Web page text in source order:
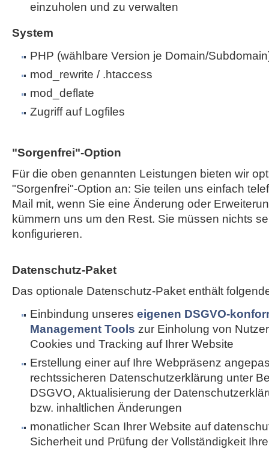
einzuholen und zu verwalten
System
PHP (wählbare Version je Domain/
mod_rewrite / .htaccess
mod_deflate
Zugriff auf Logfiles
"Sorgenfrei"-Option
Für die oben genannten Leistungen bieten wir
"Sorgenfrei"-Option an: Sie teilen uns einfach
Mail mit, wenn Sie eine Änderung oder
kümmern uns um den Rest. Sie müssen nichts
konfigurieren.
Datenschutz-Paket
Das optionale Datenschutz-Paket enthält
Einbindung unseres eigenen DSGVO-
Management Tools zur Einholung von
Cookies und Tracking auf Ihrer Website
Erstellung einer auf Ihre Webpräsenz
rechtssicheren Datenschutzerklärung unter
DSGVO, Aktualisierung der
bzw. inhaltlichen Änderungen
monatlicher Scan Ihrer Website auf
Sicherheit und Prüfung der Vollständigkeit